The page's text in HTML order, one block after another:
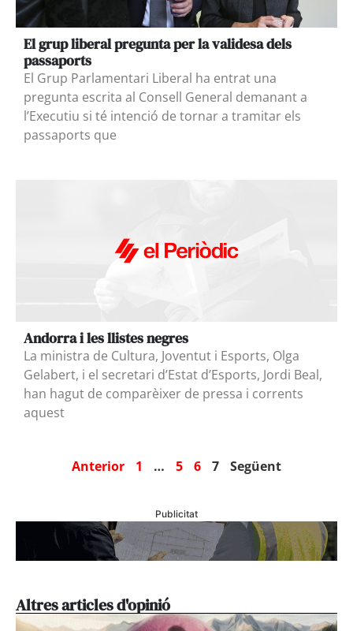
El grup liberal pregunta per la validesa dels
passaports
El Grup Parlamentari Liberal ha entrat una
pregunta escrita al Consell General demanant a
l’Executiu si té intenció de tornar a tramitar els
passaports que
Andorra i les llistes negres
La ministra de Cultura, Joventut i Esports, Olga
Gelabert, i el secretari d’Estat d’Esports, Jordi Beal,
han hagut de comparèixer de pressa i corrents
aquest
Anterior 1 … 5 6 7 Següent
Publicitat
Altres articles d'opinió